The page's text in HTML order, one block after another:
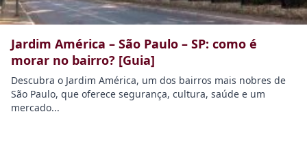
Jardim América – São Paulo – SP: como é
morar no bairro? [Guia]
Descubra o Jardim América, um dos bairros mais nobres de
São Paulo, que oferece segurança, cultura, saúde e um
mercado...